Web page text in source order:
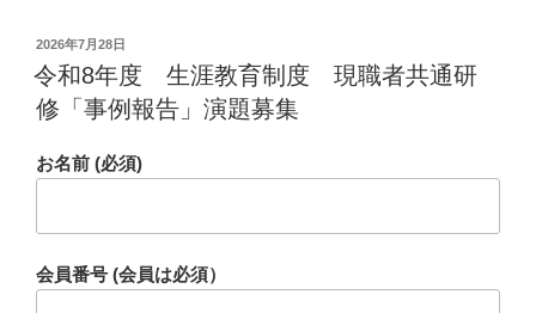
投
稿
日:
2026年7月28日
令和8年度 生涯教育制度 現職者共通研
修「事例報告」演題募集
お名前 (必須)
会員番号 (会員は必須）